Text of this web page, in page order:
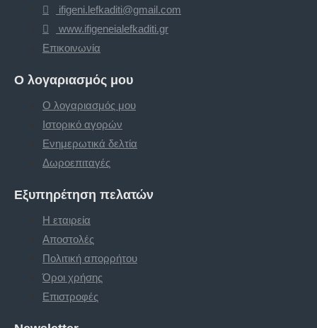
ifigeni.lefkaditi@gmail.com
www.ifigeneialefkaditi.gr
Επικοινωνία
Ο λογαριασμός μου
Ο λογαριασμός μου
Ιστορικό αγορών
Ενημερωτικά δελτία
Δωροεπιταγές
Εξυπηρέτηση πελατών
Η εταιρεία
Αποστολές
Πολιτική απορρήτου
Όροι χρήσης
Επιστροφές